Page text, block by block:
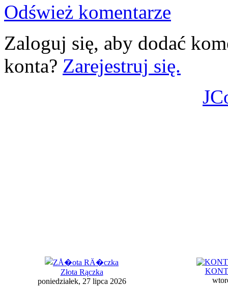
Odśwież komentarze
Zaloguj się, aby dodać
konta? Zarejestruj się.
Złota Rączka
poniedziałek, 27 lipca 2026